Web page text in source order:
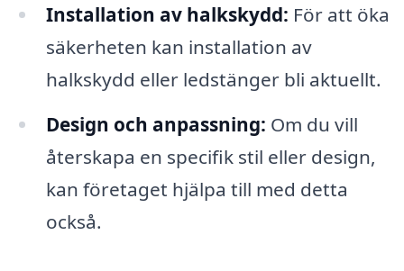
Installation av halkskydd: För att öka
säkerheten kan installation av
halkskydd eller ledstänger bli aktuellt.
Design och anpassning: Om du vill
återskapa en specifik stil eller design,
kan företaget hjälpa till med detta
också.